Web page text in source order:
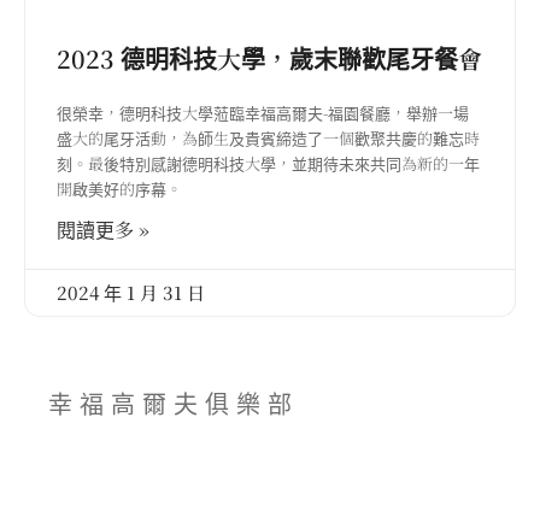
2023 德明科技大學，歲末聯歡尾牙餐會
很榮幸，德明科技大學蒞臨幸福高爾夫-福園餐廳，舉辦一場
盛大的尾牙活動，為師生及貴賓締造了一個歡聚共慶的難忘時
刻。最後特別感謝德明科技大學，並期待未來共同為新的一年
開啟美好的序幕。
閱讀更多 »
2024 年 1 月 31 日
幸福高爾夫俱樂部